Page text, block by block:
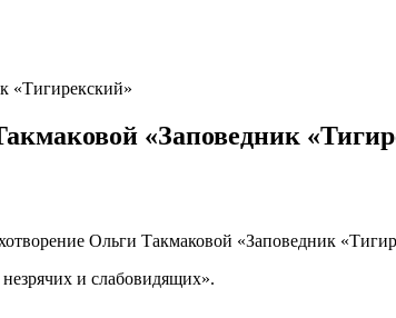
«Тигирекский»
«Заповедник
Ольги Такмаковой «Заповедник
и слабовидящих».